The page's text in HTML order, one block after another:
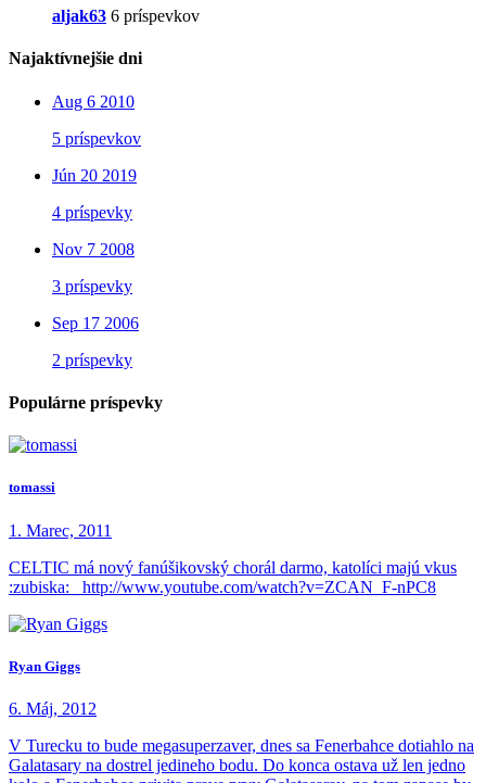
aljak63 6 príspevkov
Najaktívnejšie dni
Aug 6 2010
5 príspevkov
Jún 20 2019
4 príspevky
Nov 7 2008
3 príspevky
Sep 17 2006
2 príspevky
Populárne príspevky
tomassi
1. Marec, 2011
CELTIC má nový fanúšikovský chorál darmo, katolíci majú vkus
:zubiska: http://www.youtube.com/watch?v=ZCAN_F-nPC8
Ryan Giggs
6. Máj, 2012
V Turecku to bude megasuperzaver, dnes sa Fenerbahce dotiahlo na
Galatasary na dostrel jedineho bodu. Do konca ostava už len jedno